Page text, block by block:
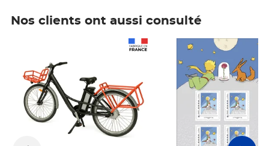
Nos clients ont aussi consulté
Prix 7,50€